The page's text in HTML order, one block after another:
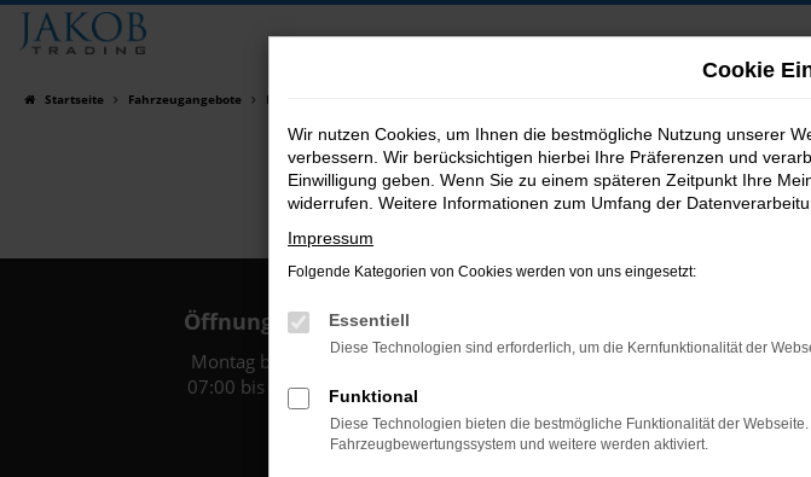
Zum
Hauptinhalt
Startseite Fahrzeugangebote Fahrzeugsuche
Öffnungszeiten:
Montag bis Freitag:
07:00 bis 18:00 Uhr
Jakob
D-08223
Cookie
Wir nutzen Cookies, um Ihnen die bestmögliche Nutzung unserer
verbessern. Wir berücksichtigen hierbei Ihre Präferenzen und
Einwilligung geben. Wenn Sie zu einem späteren Zeitpunkt Ihre
widerrufen. Weitere Informationen zum Umfang der
Impressum
Folgende Kategorien von Cookies werden von uns eingesetzt:
Essentiell
Diese Technologien sind erforderlich, um die Kernfunktionalität der
Funktional
Diese Technologien bieten die bestmögliche Funktionalität der
Fahrzeugbewertungssystem und weitere werden aktiviert.